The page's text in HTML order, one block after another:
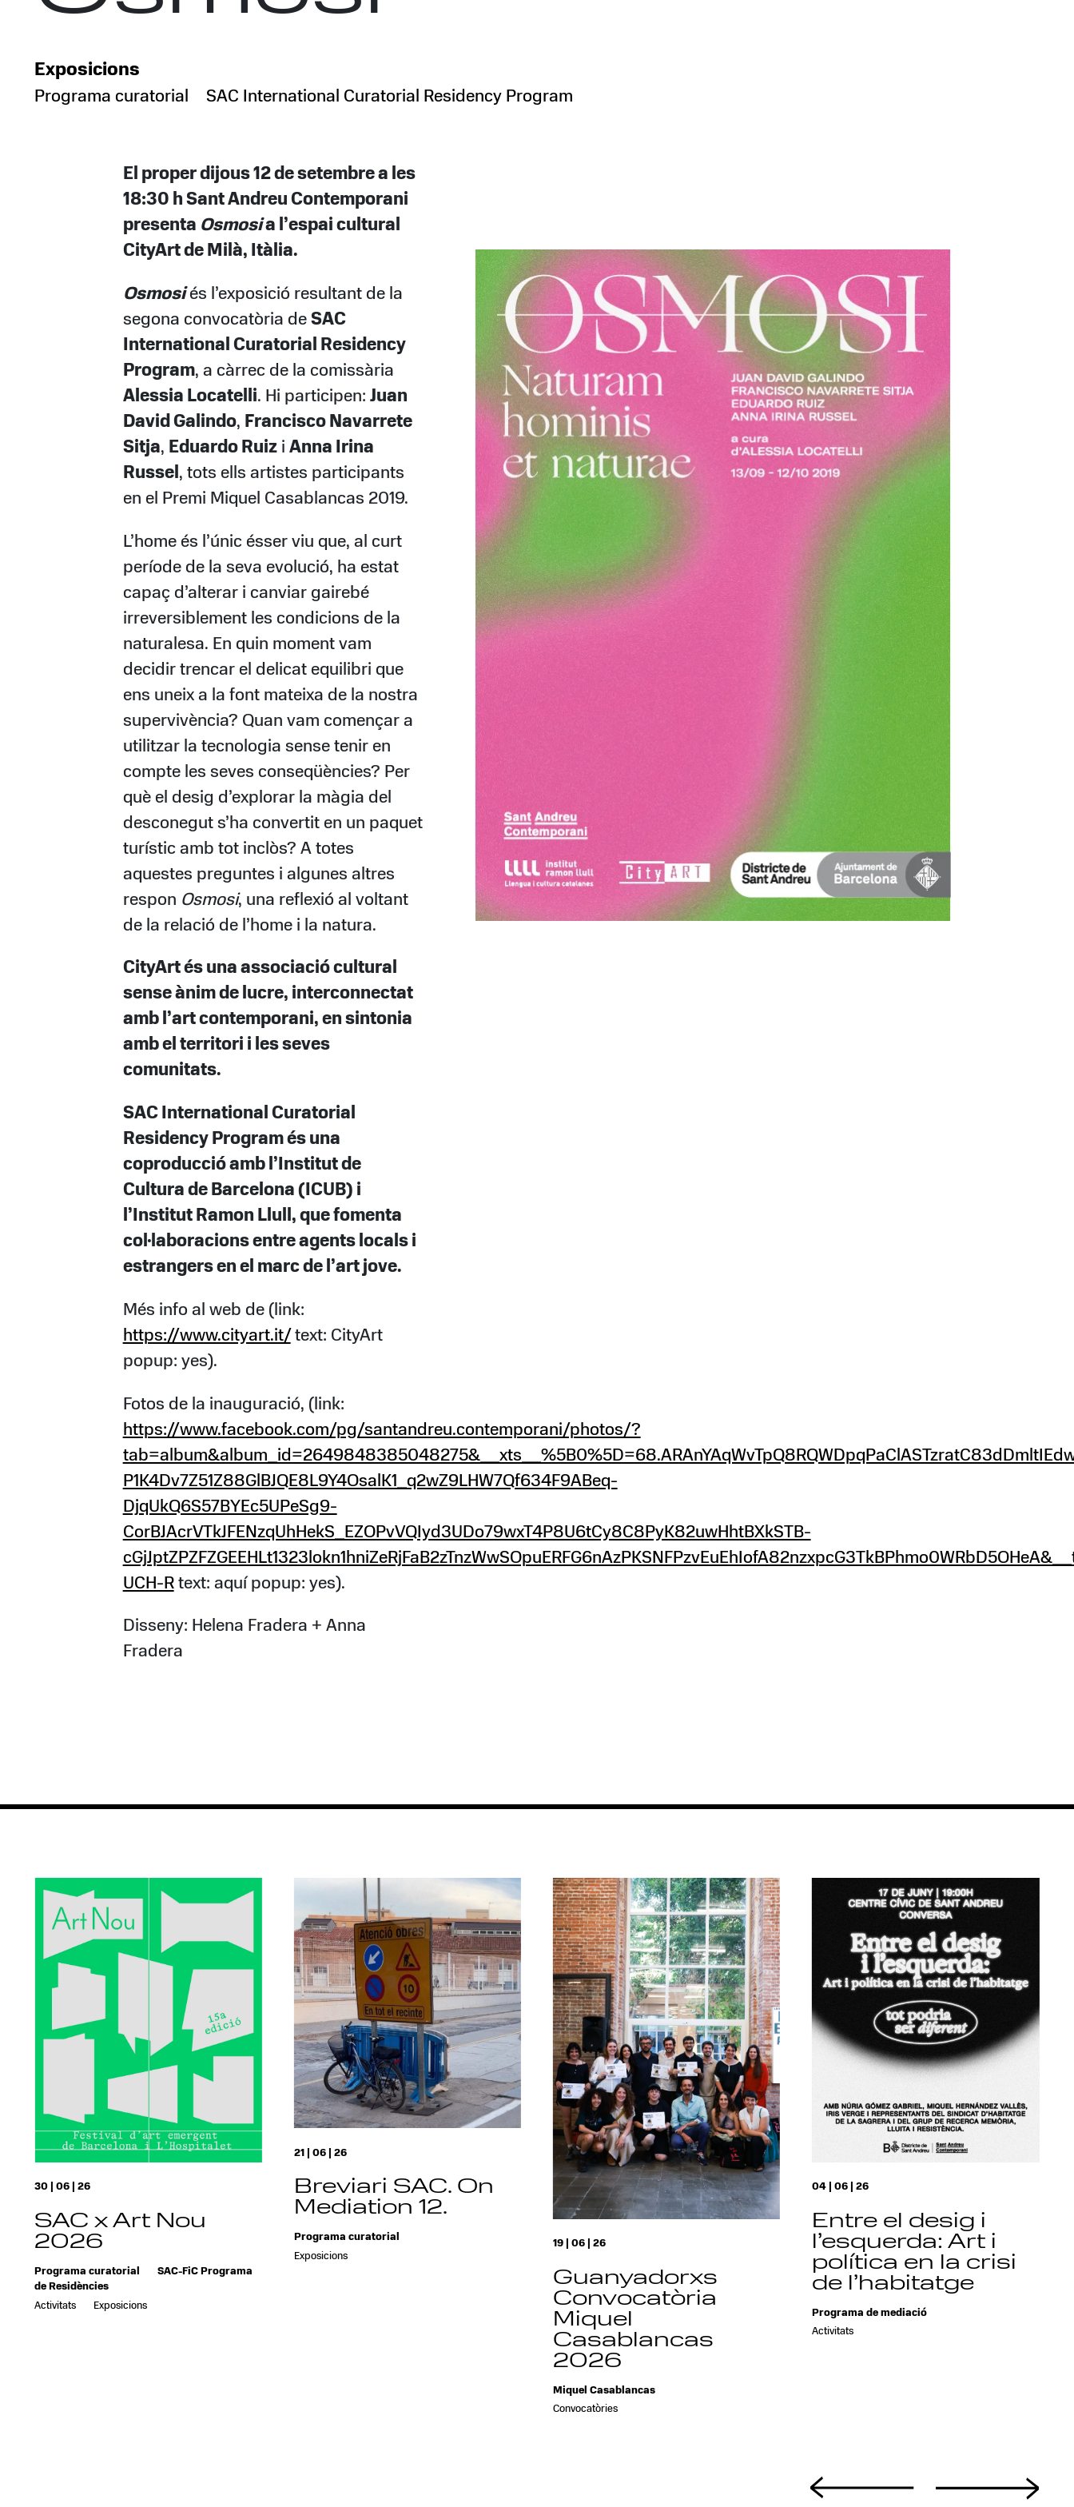
Exposicions
Programa curatorial SAC International Curatorial Residency Program
El proper dijous 12 de setembre a les
18:30 h Sant Andreu Contemporani
presenta Osmosia l’espai cultural
CityArt de Milà, Itàlia.
Osmosiés l’exposició resultant de la
segona convocatòria de SAC
International Curatorial Residency
Program, a càrrec de la comissària
Alessia Locatelli. Hi participen: Juan
David Galindo, Francisco Navarrete
Sitja, Eduardo Ruizi Anna Irina
Russel , tots ells artistes participants
en el Premi Miquel Casablancas 2019.
L’home és l’únic ésser viu que, al curt
període de la seva evolució, ha estat
capaç d’alterar i canviar gairebé
irreversiblement les condicions de la
naturalesa. En quin moment vam
decidir trencar el delicat equilibri que
ens uneix a la font mateixa de la nostra
supervivència? Quan vam començar a
utilitzar la tecnologia sense tenir en
compte les seves conseqüències? Per
què el desig d’explorar la màgia del
desconegut s’ha convertit en un paquet
turístic amb tot inclòs? A totes
aquestes preguntes i algunes altres
respon Osmosi, una reflexió al voltant
de la relació de l’home i la natura.
CityArt és una associació cultural
sense ànim de lucre, interconnectat
amb l’art contemporani, en sintonia
amb el territori i les seves
comunitats.
SAC International Curatorial
Residency Program és una
coproducció amb l’Institut de
Cultura de Barcelona (ICUB) i
l’Institut Ramon Llull, que fomenta
col·laboracions entre agents locals i
estrangers en el marc de l’art jove.
Més info al web de (link:
https://www.cityart.it/text: CityArt
popup: yes).
Fotos de la inauguració, (link:
https://www.facebook.com/pg/santandreu.contemporani/photos/?
P1K4Dv7Z51Z88GlBJQE8L9Y4OsalK1_q2wZ9LHW7Qf634F9ABeq-
DjqUkQ6S57BYEc5UPeSg9-
CorBJAcrVTkJFENzqUhHekS_EZOPvVQIyd3UDo79wxT4P8U6tCy8C8PyK82uwHhtBXkSTB-
UCH-Rtext: aquí popup: yes).
Disseny: Helena Fradera + Anna
Fradera
30 | 06 | 26
SAC x Art Nou
2026
Programa curatorial
SAC-FiC Programa
de Residències
Activitats
Exposicions
21 | 06 | 26
Breviari SAC. On
Mediation 12.
Programa curatorial
Exposicions
19 | 06 | 26
Guanyadorxs
Convocatòria
Miquel
Casablancas
2026
Miquel Casablancas
Convocatòries
04 | 06 | 26
Entre el desig i
l’esquerda: Art i
política en la crisi
de l’habitatge
Programa de mediació
Activitats